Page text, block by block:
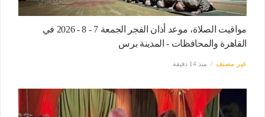
مواقيت الصلاة، موعد أذان الفجر الجمعة 7 - 8 - 2026 في
القاهرة والمحافظات - المدينة برس
غير مصنف منذ 14 دقيقة